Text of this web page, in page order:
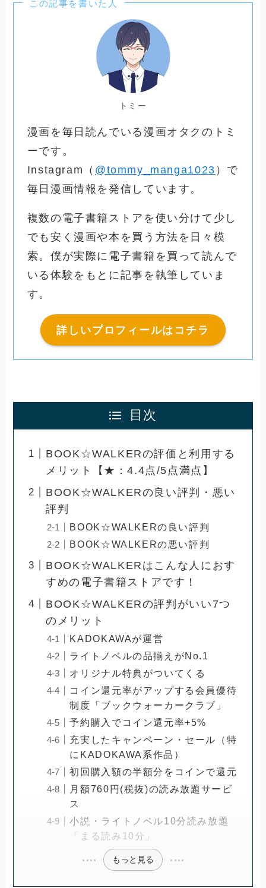
この記事を書いた人
トミー
漫画を毎日読んでいる漫画オタクのトミ
ーです。
Instagram（ @tommy_manga1023 ）で
毎日漫画情報を発信しています。
複数の電子書籍ストアを使い分けて少し
でも安く漫画や本を買う方法を日々模
索。僕が実際に電子書籍を買って読んで
いる体験をもとに記事を執筆していま
す。
詳しいプロフィールはコチラ
目次
BOOK☆WALKERの評価と利用する
メリット【★：4.4点/5点満点】
BOOK☆WALKERの良い評判・悪い
評判
BOOK☆WALKERの良い評判
BOOK☆WALKERの悪い評判
BOOK☆WALKERはこんな人におす
すめの電子書籍ストアです！
BOOK☆WALKERの評判がいい7つ
のメリット
KADOKAWAが運営
ライトノベルの品揃えがNo.1
オリジナル特典がついてくる
コイン還元率がアップする会員優待
制度「ブックウォーカークラブ」
予約購入でコイン還元率+5%
充実したキャンペーン・セール（特
にKADOKAWA系作品）
初回購入額の半額分をコインで還元
月額760円(税抜)の読み放題サービ
ス
小説・ライトノベル10分読み放題
「まる読み10分」
もっと見る